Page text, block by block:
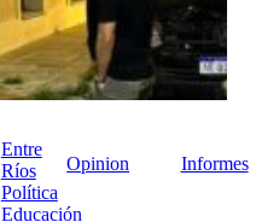
Entre
Ríos
Política
Educación
Opinion Informes